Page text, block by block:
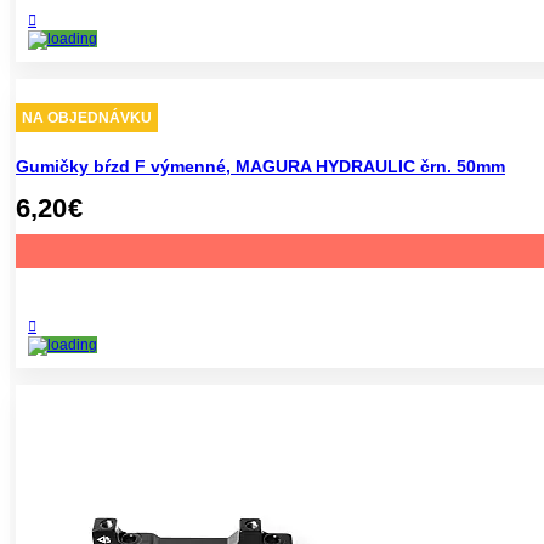
NA OBJEDNÁVKU
Gumičky bŕzd F výmenné, MAGURA HYDRAULIC črn. 50mm
6,20€